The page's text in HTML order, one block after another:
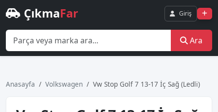
ÇıkmaFar Giriş
Ara
Anasayfa Volkswagen Vw Stop Golf 7 13-17 İç Sağ (Ledli)